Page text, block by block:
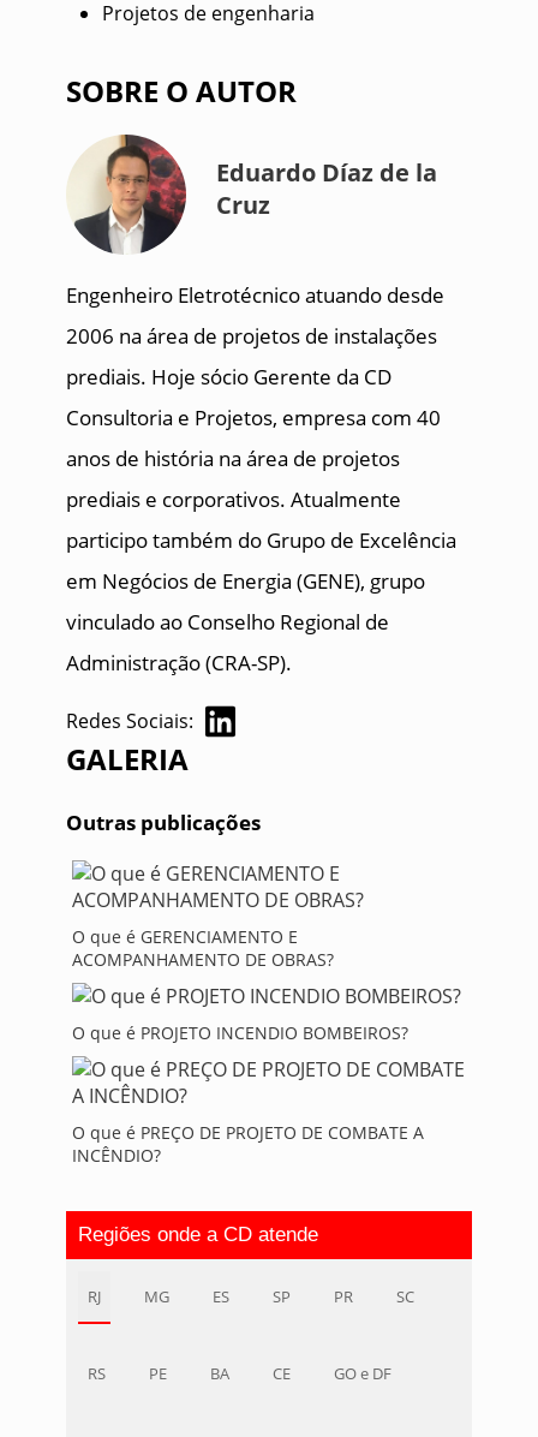
Projetos de engenharia
SOBRE O AUTOR
Eduardo Díaz de la
Cruz
Engenheiro Eletrotécnico atuando desde
2006 na área de projetos de instalações
prediais. Hoje sócio Gerente da CD
Consultoria e Projetos, empresa com 40
anos de história na área de projetos
prediais e corporativos. Atualmente
participo também do Grupo de Excelência
em Negócios de Energia (GENE), grupo
vinculado ao Conselho Regional de
Administração (CRA-SP).
Redes Sociais:
GALERIA
Outras publicações
O que é GERENCIAMENTO E
ACOMPANHAMENTO DE OBRAS?
O que é PROJETO INCENDIO BOMBEIROS?
O que é PREÇO DE PROJETO DE COMBATE A
INCÊNDIO?
Regiões onde a CD atende
RJ MG ES SP PR SC
RS PE BA CE GO e DF